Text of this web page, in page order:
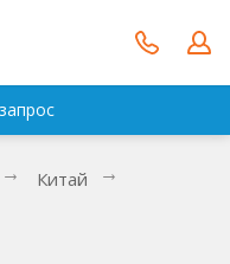
Китай